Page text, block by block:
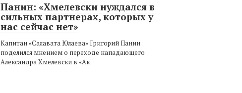
Панин: «Хмелевски нуждался в
сильных партнерах, которых у
нас сейчас нет»
Капитан «Салавата Юлаева» Григорий Панин
поделился мнением о переходе нападающего
Александра Хмелевски в «Ак